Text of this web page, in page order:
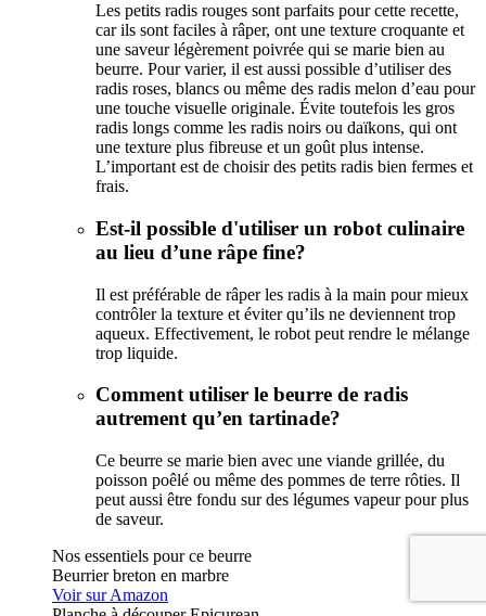
Les petits radis rouges sont parfaits pour cette recette,
car ils sont faciles à râper, ont une texture croquante et
une saveur légèrement poivrée qui se marie bien au
beurre. Pour varier, il est aussi possible d’utiliser des
radis roses, blancs ou même des radis melon d’eau pour
une touche visuelle originale. Évite toutefois les gros
radis longs comme les radis noirs ou daïkons, qui ont
une texture plus fibreuse et un goût plus intense.
L’important est de choisir des petits radis bien fermes et
frais.
Est-il possible d'utiliser un robot culinaire
au lieu d’une râpe fine?
Il est préférable de râper les radis à la main pour mieux
contrôler la texture et éviter qu’ils ne deviennent trop
aqueux. Effectivement, le robot peut rendre le mélange
trop liquide.
Comment utiliser le beurre de radis
autrement qu’en tartinade?
Ce beurre se marie bien avec une viande grillée, du
poisson poêlé ou même des pommes de terre rôties. Il
peut aussi être fondu sur des légumes vapeur pour plus
de saveur.
Nos essentiels pour ce beurre
Beurrier breton en marbre
Voir sur Amazon